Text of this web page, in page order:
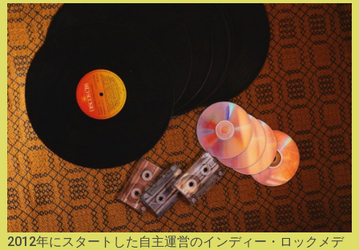
2012年にスタートした自主運営のインディー・ロックメデ